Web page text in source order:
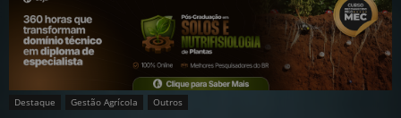
Destaque Gestão Agrícola Outros